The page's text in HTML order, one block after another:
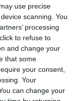
use precise
scanning. You
processing
to refuse to
and change your
that some
your consent,
Your
can change your